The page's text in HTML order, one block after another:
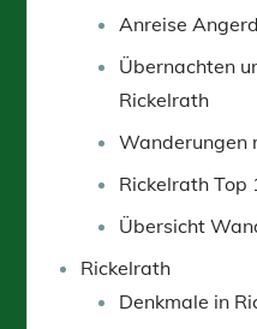
Anreise
Übernachten
Rickelrath
Wanderungen
Rickelrath Top
Übersicht
Rickelrath
Denkmale in